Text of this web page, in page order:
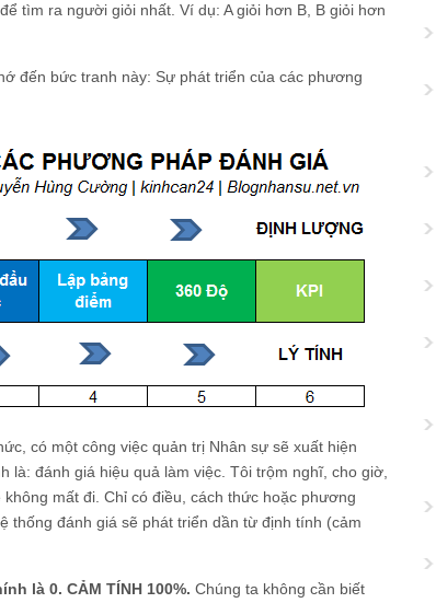
tìm ra người giỏi nhất. Ví dụ: A giỏi hơn B, B giỏi hơn
đến bức tranh này: Sự phát triển của các phương
có một công việc quản trị Nhân sự sẽ xuất hiện
là: đánh giá hiệu quả làm việc. Tôi trộm nghĩ, cho giờ,
mất đi. Chỉ có điều, cách thức hoặc phương
thống đánh giá sẽ phát triển dần từ định tính (cảm
là 0. CẢM TÍNH 100%. Chúng ta không cần biết